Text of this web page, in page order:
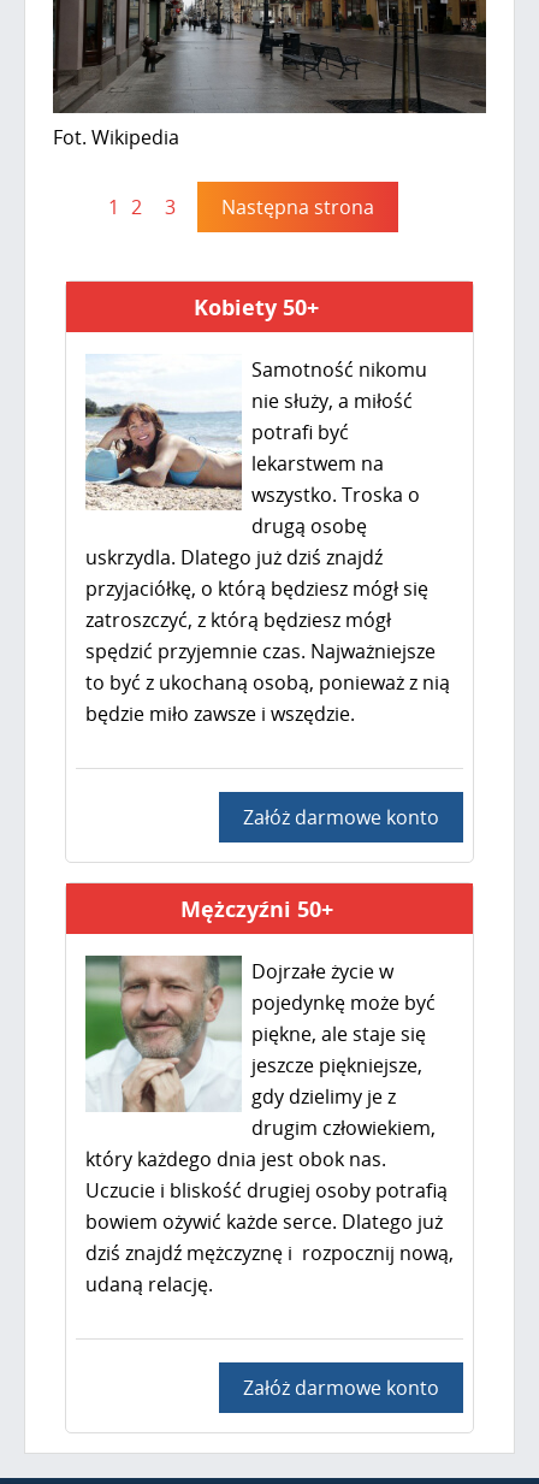
Fot. Wikipedia
1 2 3 Następna strona
Kobiety 50+
Samotność nikomu
nie służy, a miłość
potrafi być
lekarstwem na
wszystko. Troska o
drugą osobę
uskrzydla. Dlatego już dziś znajdź
przyjaciółkę, o którą będziesz mógł się
zatroszczyć, z którą będziesz mógł
spędzić przyjemnie czas. Najważniejsze
to być z ukochaną osobą, ponieważ z nią
będzie miło zawsze i wszędzie.
Załóż darmowe konto
Mężczyźni 50+
Dojrzałe życie w
pojedynkę może być
piękne, ale staje się
jeszcze piękniejsze,
gdy dzielimy je z
drugim człowiekiem,
który każdego dnia jest obok nas.
Uczucie i bliskość drugiej osoby potrafią
bowiem ożywić każde serce. Dlatego już
dziś znajdź mężczyznę i rozpocznij nową,
udaną relację.
Załóż darmowe konto